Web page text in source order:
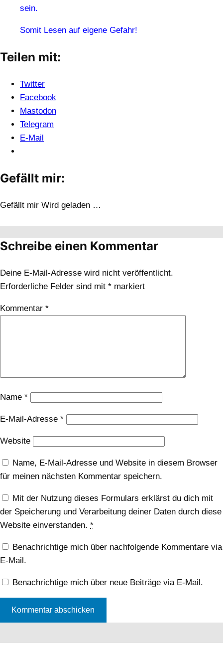
sein.
Somit Lesen auf eigene Gefahr!
Teilen mit:
Twitter
Facebook
Mastodon
Telegram
E-Mail
Gefällt mir:
Gefällt mir Wird geladen …
Schreibe einen Kommentar
Deine E-Mail-Adresse wird nicht veröffentlicht.
Erforderliche Felder sind mit * markiert
Kommentar *
Name *
E-Mail-Adresse *
Website
Name, E-Mail-Adresse und Website in diesem Browser
für meinen nächsten Kommentar speichern.
Mit der Nutzung dieses Formulars erklärst du dich mit
der Speicherung und Verarbeitung deiner Daten durch diese
Website einverstanden. *
Benachrichtige mich über nachfolgende Kommentare via
E-Mail.
Benachrichtige mich über neue Beiträge via E-Mail.